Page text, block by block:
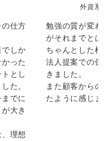
仕方
しか
った
とし
た。
でに
大き
理想
外資系
勉強の質が変わ
がそれまでと
ちゃんとした
法人提案での保
きました。
また顧客から
たように感じま